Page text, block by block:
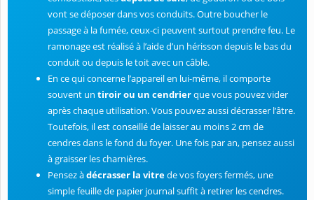
vont se déposer dans vos conduits. Outre boucher le
passage à la fumée, ceux-ci peuvent surtout prendre feu. Le
ramonage est réalisé à l’aide d’un hérisson depuis le bas du
conduit ou depuis le toit avec un câble.
En ce qui concerne l’appareil en lui-même, il comporte
souvent un tiroir ou un cendrierque vous pouvez vider
après chaque utilisation. Vous pouvez aussi décrasser l’âtre.
Toutefois, il est conseillé de laisser au moins 2 cm de
cendres dans le fond du foyer. Une fois par an, pensez aussi
à graisser les charnières.
Pensez àdécrasser la vitrede vos foyers fermés, une
simple feuille de papier journal suffit à retirer les cendres.